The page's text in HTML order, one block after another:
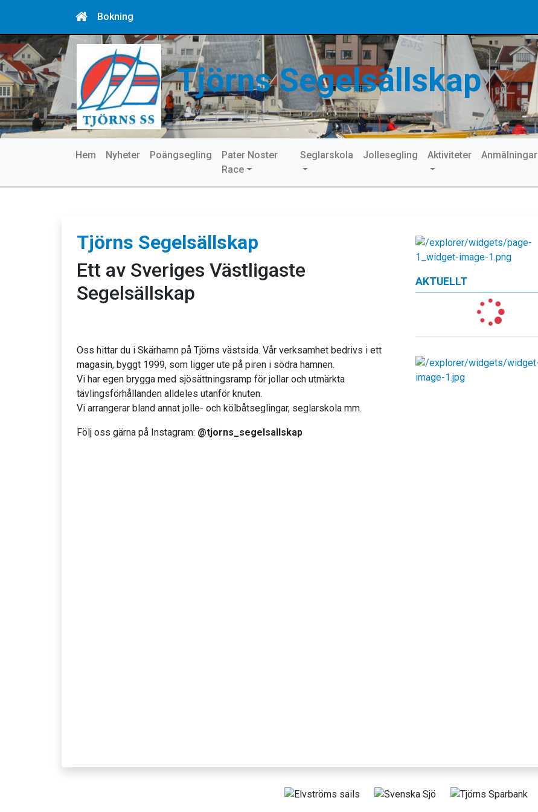
Bokning
Tjörns Segelsällskap
Hem Nyheter Poängsegling
Pater Noster
Race
Seglarskola Jollesegling Aktiviteter Anmälningar
AKTUELLT
Tjörns Segelsällskap
Ett av Sveriges Västligaste
Segelsällskap
Oss hittar du i Skärhamn på Tjörns västsida. Vår verksamhet bedrivs i ett
magasin, byggt 1999, som ligger ute på piren i södra hamnen.
Vi har egen brygga med sjösättningsramp för jollar och utmärkta
tävlingsförhållanden alldeles utanför knuten.
Vi arrangerar bland annat jolle- och kölbåtseglingar, seglarskola mm.
Följ oss gärna på Instagram: @tjorns_segelsallskap